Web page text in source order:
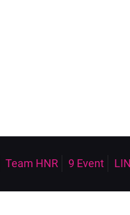
Team HNR 9 Event